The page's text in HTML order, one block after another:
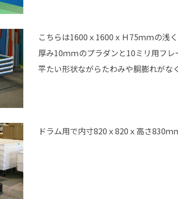
こちらは1600ｘ1600ｘＨ75ｍｍの浅
厚み10ｍｍのプラダンと10ミリ用フ
平たい形状ながらたわみや胴膨れがな
ドラム用で内寸820ｘ820ｘ高さ830